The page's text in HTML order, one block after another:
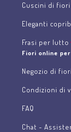
Cuscini di
Eleganti
Frasi per lutto
Fiori online
Negozio di
Condizioni di
FAQ
Chat -